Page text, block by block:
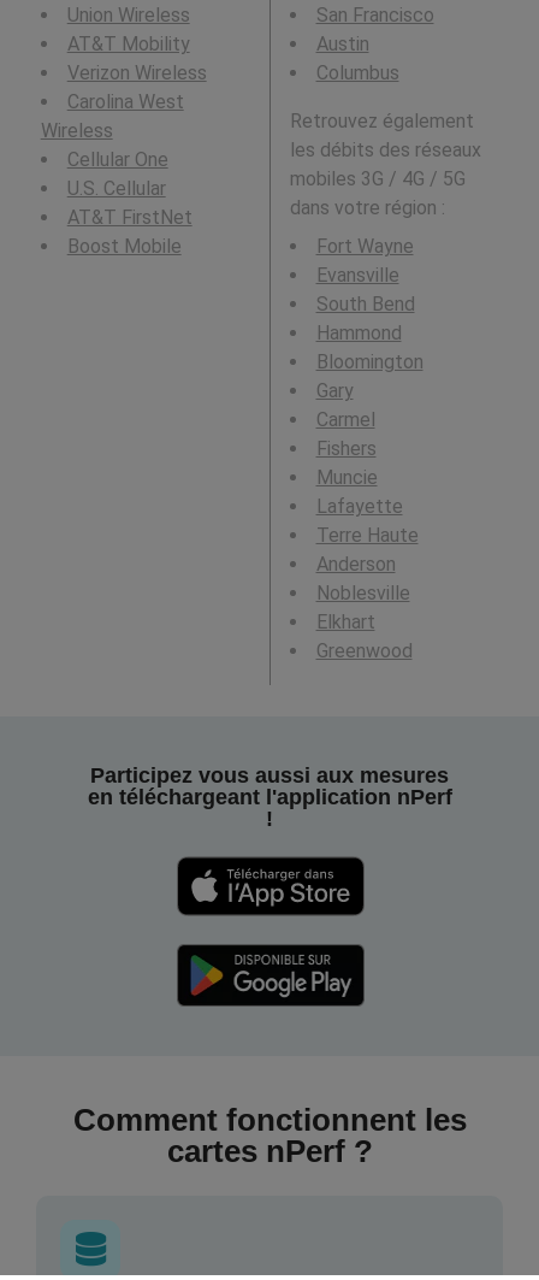
Union Wireless
AT&T Mobility
Verizon Wireless
Carolina West
Wireless
Cellular One
U.S. Cellular
AT&T FirstNet
Boost Mobile
San Francisco
Austin
Columbus
Retrouvez également
les débits des réseaux
mobiles 3G / 4G / 5G
dans votre région :
Fort Wayne
Evansville
South Bend
Hammond
Bloomington
Gary
Carmel
Fishers
Muncie
Lafayette
Terre Haute
Anderson
Noblesville
Elkhart
Greenwood
Participez vous aussi aux mesures
en téléchargeant l'application nPerf
!
Comment fonctionnent les
cartes nPerf ?